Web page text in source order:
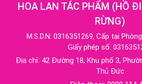
HOA LAN TÁC PHẨM (HỒ
RỪNG)
M.S.D.N: 0316351269, Cấp tại
Giấy phép số:
Địa chỉ: 42 Đường 18, Khu phố 3,
Thủ Đức